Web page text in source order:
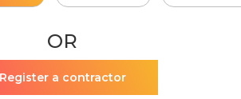
OR
Register a contractor